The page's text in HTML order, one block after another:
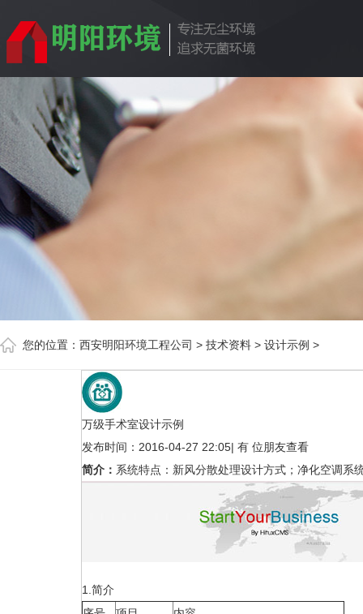
您的位置： 西安明阳环境工程公司 > 技术资料 > 设计示例 >
万级手术室设计示例
发布时间：2016-04-27 22:05| 有 位朋友查看
简介： 系统特点：新风分散处理设计方式；净化空调
1.简介
设计示例